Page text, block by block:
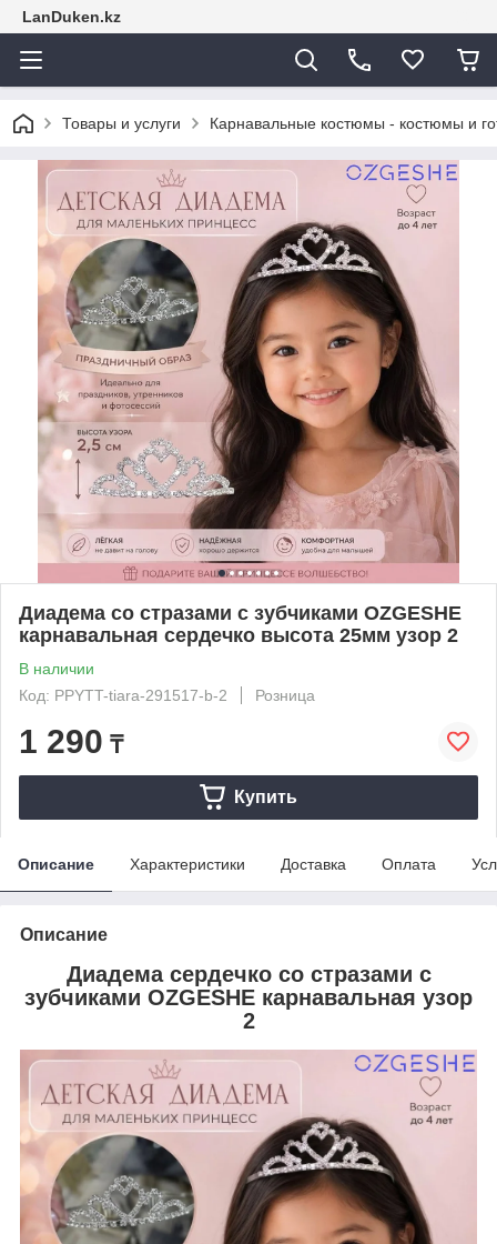
LanDuken.kz
Товары и услуги Карнавальные костюмы - костюмы и
Диадема со стразами с зубчиками OZGESHE
карнавальная сердечко высота 25мм узор 2
В наличии
Код: PPYTT-tiara-291517-b-2
Розница
1 290 ₸
Купить
Описание Характеристики Доставка Оплата
Описание
Диадема сердечко со стразами с
зубчиками OZGESHE карнавальная узор
2